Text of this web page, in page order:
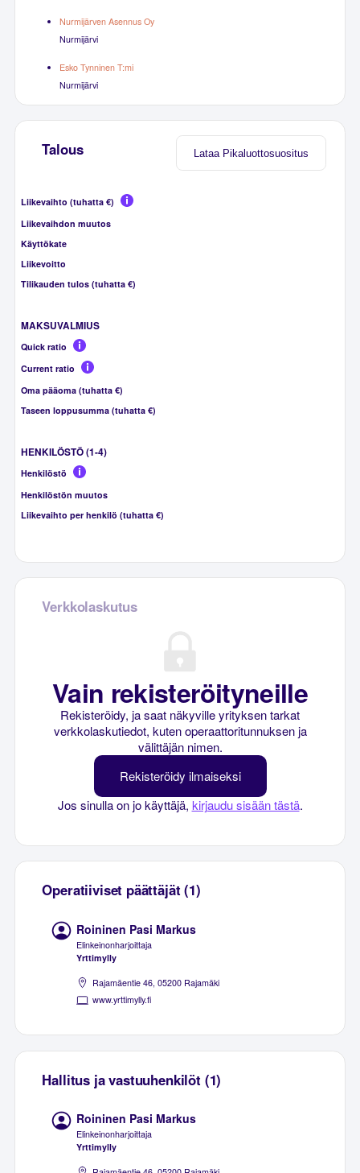
Nurmijärven Asennus Oy
Nurmijärvi
Esko Tynninen T:mi
Nurmijärvi
Lataa Pikaluottosuositus
Talous
Liikevaihto (tuhatta €)
Liikevaihdon muutos
Käyttökate
Liikevoitto
Tilikauden tulos (tuhatta €)
MAKSUVALMIUS
Quick ratio
Current ratio
Oma pääoma (tuhatta €)
Taseen loppusumma (tuhatta €)
HENKILÖSTÖ (1-4)
Henkilöstö
Henkilöstön muutos
Liikevaihto per henkilö (tuhatta €)
Verkkolaskutus
Vain rekisteröityneille
Rekisteröidy, ja saat näkyville yrityksen tarkat
verkkolaskutiedot, kuten operaattoritunnuksen ja
välittäjän nimen.
Rekisteröidy ilmaiseksi
Jos sinulla on jo käyttäjä, kirjaudu sisään tästä.
Operatiiviset päättäjät (1)
Roininen Pasi Markus
Elinkeinonharjoittaja
Yrttimylly
Rajamäentie 46, 05200 Rajamäki
www.yrttimylly.fi
Hallitus ja vastuuhenkilöt (1)
Roininen Pasi Markus
Elinkeinonharjoittaja
Yrttimylly